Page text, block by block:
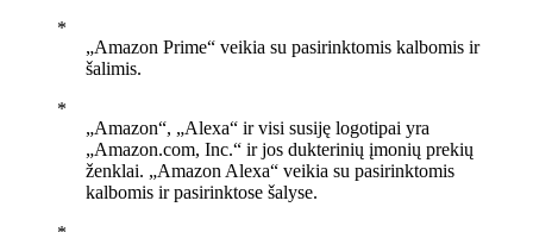
„Amazon Prime“ veikia su pasirinktomis kalbomis ir
šalimis.
„Amazon“, „Alexa“ ir visi susiję logotipai yra
„Amazon.com, Inc.“ ir jos dukterinių įmonių prekių
ženklai. „Amazon Alexa“ veikia su pasirinktomis
kalbomis ir pasirinktose šalyse.